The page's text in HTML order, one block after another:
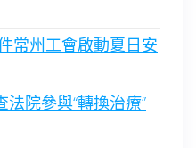
常州工會啟動夏日安
院參與“轉換治療”